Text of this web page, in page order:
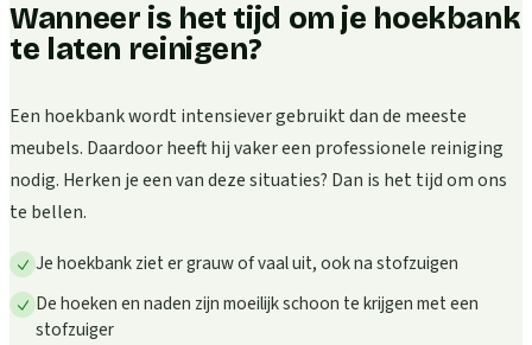
Wanneer is het tijd om je hoekbank
te laten reinigen?
Een hoekbank wordt intensiever gebruikt dan de meeste
meubels. Daardoor heeft hij vaker een professionele reiniging
nodig. Herken je een van deze situaties? Dan is het tijd om ons
te bellen.
Je hoekbank ziet er grauw of vaal uit, ook na stofzuigen
De hoeken en naden zijn moeilijk schoon te krijgen met een
stofzuiger